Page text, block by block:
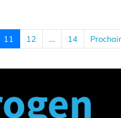
11 12 ... 14